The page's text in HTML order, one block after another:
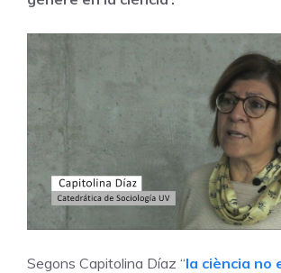
Segons Capitolina Díaz “la ciència no